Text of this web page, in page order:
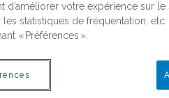
connaissances
des connaissances
chantiers de recherche
d’améliorer votre expérience sur
les statistiques de fréquentation,
« Préférences ».